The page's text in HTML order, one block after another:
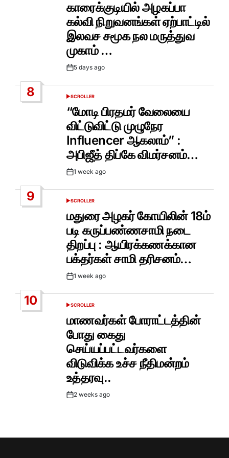
காரைக்குடியில் அழகப்பா
கல்வி நிறுவனங்கள் ஏற்பாட்டில்
இலவச சமூக நல மருத்துவ
முகாம் …
Post5 days ago
8
POSTED
IN
SCROLLER
“மோடி பிரதமர் வேலையை
விட்டுவிட்டு முழுநேர
Influencer ஆகலாம்” :
அபிஜீத் திப்கே விமர்சனம்…
Post1 week ago
9
POSTED
SCROLLER
மதுரை அழகர் கோயிலின் 18ம்
படி கருப்பண்ணசாமி நடை
திறப்பு : ஆயிரக்கணக்கான
பக்தர்கள் சாமி தரிசனம்…
Post1 week ago
10
POSTED
SCROLLER
மாணவர்கள் போராட்டத்தின்
போது கைது
செய்யப்பட்டவர்களை
விடுவிக்க உச்ச நீதிமன்றம்
உத்தரவு..
Post2 weeks ago